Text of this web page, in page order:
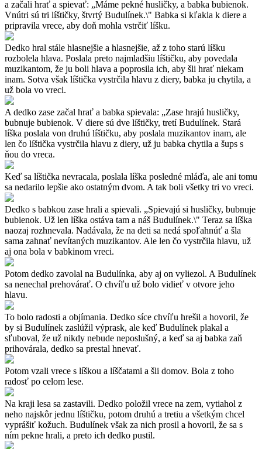
a začali hrať a spievať: „Máme pekné husličky, a babka bubienok.
Vnútri sú tri líštičky, štvrtý Budulínek.\" Babka si kľakla k diere a
pripravila vrece, aby doň mohla vstrčiť líšku.
Dedko hral stále hlasnejšie a hlasnejšie, až z toho starú líšku
rozbolela hlava. Poslala preto najmladšiu líštičku, aby povedala
muzikantom, že ju boli hlava a poprosila ich, aby šli hrať niekam
inam. Sotva však líštička vystrčila hlavu z diery, babka ju chytila, a
už bola vo vreci.
A dedko zase začal hrať a babka spievala: „Zase hrajú husličky,
bubnuje bubienok. V diere sú dve líštičky, tretí Budulínek. Stará
líška poslala von druhú líštičku, aby poslala muzikantov inam, ale
len čo líštička vystrčila hlavu z diery, už ju babka chytila a šups s
ňou do vreca.
Keď sa líštička nevracala, poslala líška posledné mláďa, ale ani tomu
sa nedarilo lepšie ako ostatným dvom. A tak boli všetky tri vo vreci.
Dedko s babkou zase hrali a spievali. „Spievajú si husličky, bubnuje
bubienok. Už len líška ostáva tam a náš Budulínek.\" Teraz sa líška
naozaj rozhnevala. Nadávala, že na deti sa nedá spoľahnúť a šla
sama zahnať nevítaných muzikantov. Ale len čo vystrčila hlavu, už
aj ona bola v babkinom vreci.
Potom dedko zavolal na Budulínka, aby aj on vyliezol. A Budulínek
sa nenechal prehovárať. O chvíľu už bolo vidieť v otvore jeho
hlavu.
To bolo radosti a objímania. Dedko síce chvíľu hrešil a hovoril, že
by si Budulínek zaslúžil výprask, ale keď Budulínek plakal a
sľuboval, že už nikdy nebude neposlušný, a keď sa aj babka zaň
prihovárala, dedko sa prestal hnevať.
Potom vzali vrece s líškou a líščatami a šli domov. Bola z toho
radosť po celom lese.
Na kraji lesa sa zastavili. Dedko položil vrece na zem, vytiahol z
neho najskôr jednu líštičku, potom druhú a tretiu a všetkým chcel
vyprášiť kožuch. Budulínek však za nich prosil a hovoril, že sa s
ním pekne hrali, a preto ich dedko pustil.